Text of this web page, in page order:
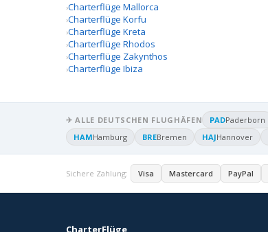
Charterflüge Mallorca
Charterflüge Korfu
Charterflüge Kreta
Charterflüge Rhodos
Charterflüge Zakynthos
Charterflüge Ibiza
✈ ALLE DEUTSCHEN FLUGHÄFEN PADPaderborn
HAMHamburg BREBremen HAJHannover
Sichere Zahlung: Visa Mastercard PayPal
CharterFlüge